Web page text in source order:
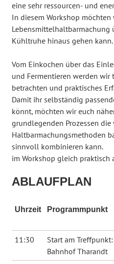
eine sehr ressourcen- und
In diesem Workshop
Lebensmittelhaltbarmachung
Kühltruhe hinaus gehen kann.
Vom Einkochen über das
und Fermentieren werden
betrachten und praktisches
Damit ihr selbständig
könnt, möchten wir euch
grundlegenden Prozessen die
Haltbarmachungsmethoden
sinnvoll kombinieren kann.
im Workshop gleich praktisch
ABLAUFPLAN
Uhrzeit Programmpunkt
11:30
Start am Treffpunkt:
Bahnhof Tharandt